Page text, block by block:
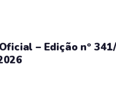
– Edição nº